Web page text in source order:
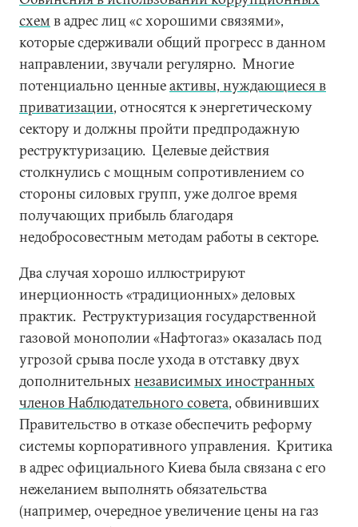
схем в адрес лиц «с хорошими связями»,
которые сдерживали общий прогресс в данном
направлении, звучали регулярно. Многие
потенциально ценныеактивы, нуждающиеся в
приватизации, относятся к энергетическому
сектору и должны пройти предпродажную
реструктуризацию. Целевые действия
столкнулись с мощным сопротивлением со
стороны силовых групп, уже долгое время
получающих прибыль благодаря
недобросовестным методам работы в секторе.
Два случая хорошо иллюстрируют
инерционность «традиционных» деловых
практик. Реструктуризация государственной
газовой монополии «Нафтогаз» оказалась под
угрозой срыва после ухода в отставку двух
дополнительныхнезависимых иностранных
членов Наблюдательного совета, обвинивших
Правительство в отказе обеспечить реформу
системы корпоративного управления. Критика
в адрес официального Киева была связана с его
нежеланием выполнять обязательства
(например, очередное увеличение цены на газ